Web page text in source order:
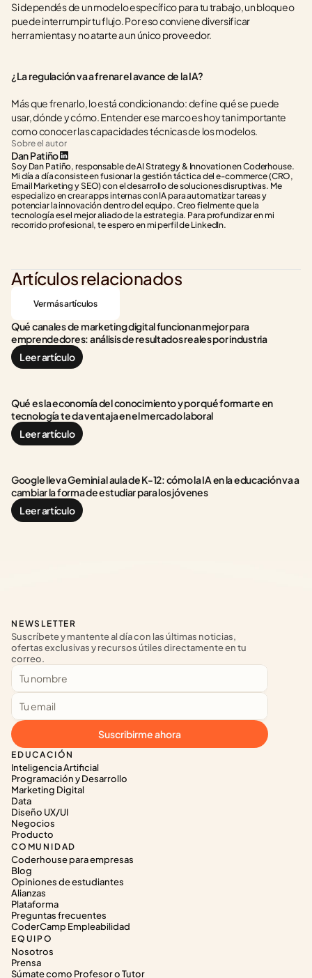
Si dependés de un modelo específico para tu trabajo, un bloqueo
puede interrumpir tu flujo. Por eso conviene diversificar
herramientas y no atarte a un único proveedor.
¿La regulación va a frenar el avance de la IA?
Más que frenarlo, lo está condicionando: define qué se puede
usar, dónde y cómo. Entender ese marco es hoy tan importante
como conocer las capacidades técnicas de los modelos.
Sobre el autor
Dan Patiño
Soy Dan Patiño, responsable de AI Strategy & Innovation en Coderhouse.
Mi día a día consiste en fusionar la gestión táctica del e-commerce (CRO,
Email Marketing y SEO) con el desarrollo de soluciones disruptivas. Me
especializo en crear apps internas con IA para automatizar tareas y
potenciar la innovación dentro del equipo. Creo fielmente que la
tecnología es el mejor aliado de la estrategia. Para profundizar en mi
recorrido profesional, te espero en mi perfil de LinkedIn.
Artículos relacionados
Ver más artículos
Qué canales de marketing digital funcionan mejor para
emprendedores: análisis de resultados reales por industria
Leer artículo
Qué es la economía del conocimiento y por qué formarte en
tecnología te da ventaja en el mercado laboral
Leer artículo
Google lleva Gemini al aula de K-12: cómo la IA en la educación va a
cambiar la forma de estudiar para los jóvenes
Leer artículo
EDUCACIÓN
Inteligencia Artificial
Programación y Desarrollo
Marketing Digital
Data
Diseño UX/UI
Negocios
Producto
COMUNIDAD
Coderhouse para empresas
Blog
Opiniones de estudiantes
Alianzas
Plataforma
Preguntas frecuentes
CoderCamp Empleabilidad
EQUIPO
Nosotros
Prensa
Súmate como Profesor o Tutor
NEWSLETTER
Suscríbete y mantente al día con las últimas noticias,
ofertas exclusivas y recursos útiles directamente en tu
correo.
Suscribirme ahora